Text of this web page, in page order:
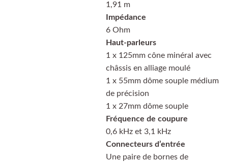
1,91 m
Impédance
6 Ohm
Haut-parleurs
1 x 125mm cône minéral avec
châssis en alliage moulé
1 x 55mm dôme souple médium
de précision
1 x 27mm dôme souple
Fréquence de coupure
0,6 kHz et 3,1 kHz
Connecteurs d’entrée
Une paire de bornes de